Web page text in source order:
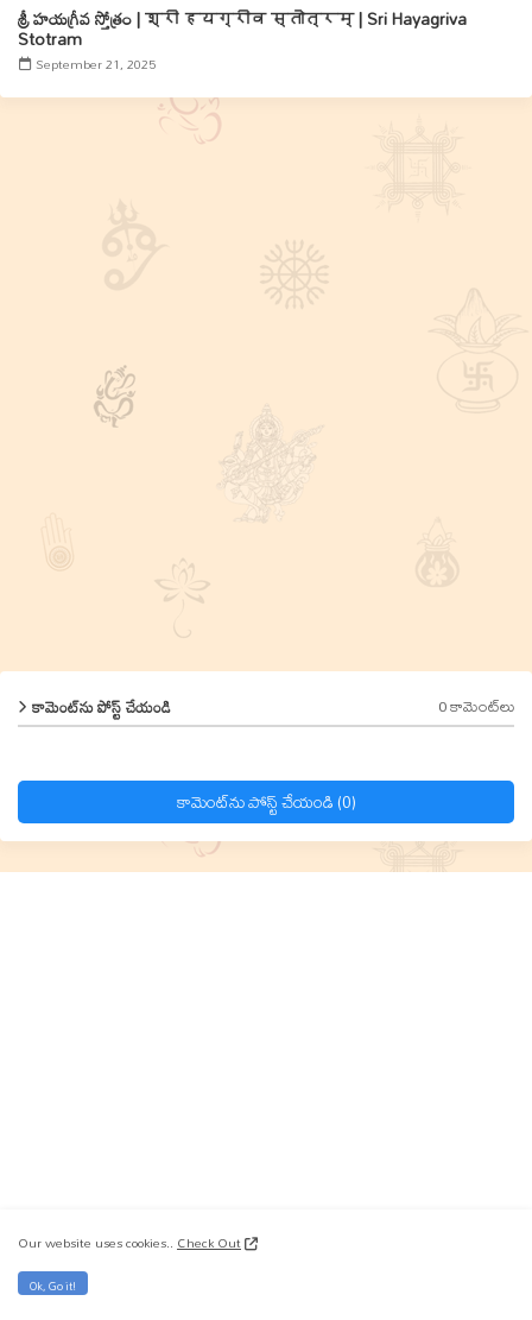
శ్రీ హయగ్రీవ స్తోత్రం | श्री हयग्रीव स्तोत्रम् | Sri Hayagriva
Stotram
September 21, 2025
కామెంట్‌ను పోస్ట్ చేయండి 0 కామెంట్‌లు
కామెంట్‌ను పోస్ట్ చేయండి (0)
Our website uses cookies..Check Out
Ok, Go it!